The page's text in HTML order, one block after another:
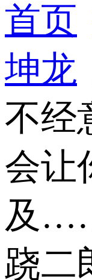
首页
坤龙
不经
会让
及
跷二